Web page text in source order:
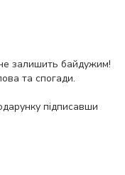
не залишить байдужим!
та спогади.
підписавши